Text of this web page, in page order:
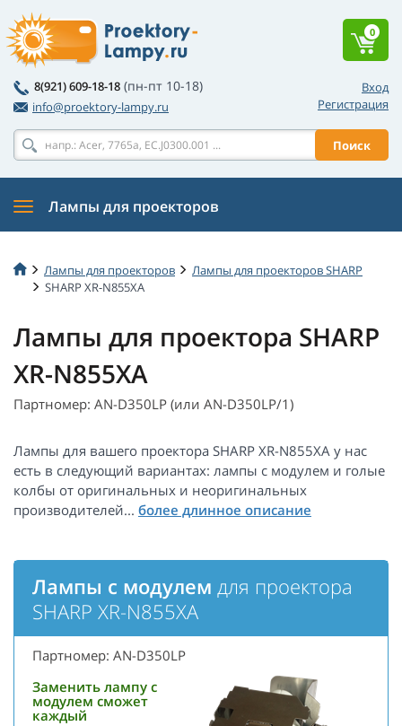
Вход
Регистрация
8(921) 609-18-18 (пн-пт 10-18)
info@proektory-lampy.ru
Поиск
0
Лампы для проекторов
Лампы для проекторов
Лампы для проекторов SHARP
SHARP XR-N855XA
Лампы для проектора SHARP
XR-N855XA
Партномер: AN-D350LP (или AN-D350LP/1)
Лампы для вашего проектора SHARP XR-N855XA у нас
есть в следующий вариантах: лампы с модулем и голые
колбы от оригинальных и неоригинальных
производителей...
Лампы с модулем для проектора
SHARP XR-N855XA
Партномер: AN-D350LP
Заменить лампу с
модулем сможет
каждый